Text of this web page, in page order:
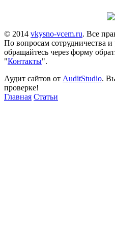
© 2014 vkysno-vcem.ru. Все
По вопросам сотрудничества
обращайтесь через форму
"Контакты".
Аудит сайтов от AuditStudio.
проверке!
Главная Статьи